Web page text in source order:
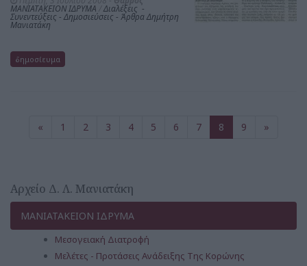
ΜΑΝΙΑΤΑΚΕΙΟΝ ΙΔΡΥΜΑ Διαλέξεις -
Συνεντεύξεις - Δημοσιεύσεις - Άρθρα Δημήτρη
Μανιατάκη
δημοσίευμα
« 1 2 3 4 5 6 7 8 9 »
Αρχείο Δ. Λ. Μανιατάκη
ΜΑΝΙΑΤΑΚΕΙΟΝ ΙΔΡΥΜΑ
Μεσογειακή Διατροφή
Μελέτες - Προτάσεις Ανάδειξης Της Κορώνης